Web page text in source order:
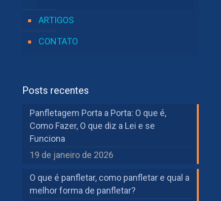
ARTIGOS
CONTATO
Posts recentes
Panfletagem Porta a Porta: O que é,
Como Fazer, O que diz a Lei e se
Funciona
19 de janeiro de 2026
O que é panfletar, como panfletar e qual a
melhor forma de panfletar?